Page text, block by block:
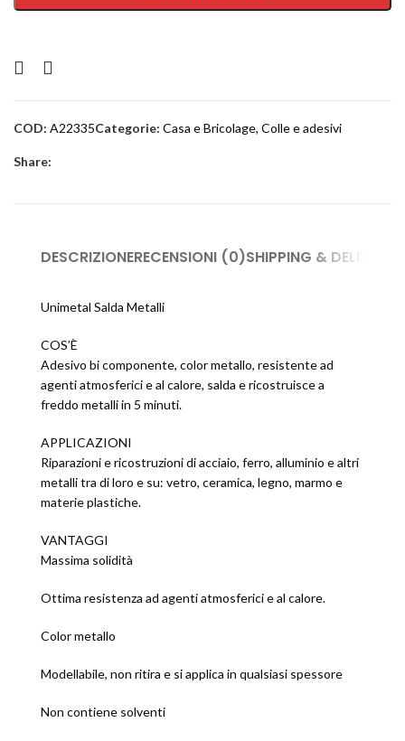
COD: A22335Categorie: Casa e Bricolage, Colle e adesivi
Share:
DESCRIZIONERECENSIONI (0)SHIPPING & DELIVERY
Unimetal Salda Metalli
COS’È
Adesivo bi componente, color metallo, resistente ad
agenti atmosferici e al calore, salda e ricostruisce a
freddo metalli in 5 minuti.
APPLICAZIONI
Riparazioni e ricostruzioni di acciaio, ferro, alluminio e altri
metalli tra di loro e su: vetro, ceramica, legno, marmo e
materie plastiche.
VANTAGGI
Massima solidità
Ottima resistenza ad agenti atmosferici e al calore.
Color metallo
Modellabile, non ritira e si applica in qualsiasi spessore
Non contiene solventi